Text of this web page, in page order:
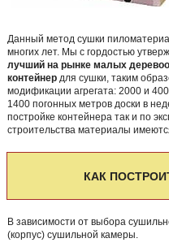
Данный метод сушки
многих лет. Мы с гордостью
лучший на рынке малых
контейнер для сушки, таким
модификации агрегата: 2000 и
1400 погонных метров доски в
постройке контейнера так и по
строительства материалы
КАК
В зависимости от выбора
(корпус) сушильной камеры.